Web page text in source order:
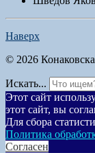
Наверх
© 2026
Искать...
Этот сайт
этот сайт, вы
Для сбора
Политика
Согласен